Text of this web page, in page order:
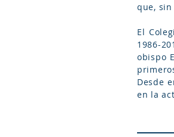
que,
El
1986-
obispo
Desde
en la